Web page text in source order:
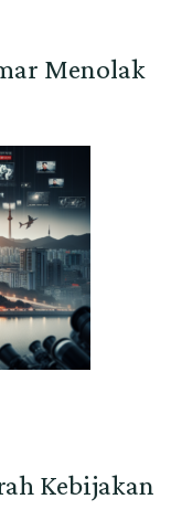
Menolak
Kebijakan